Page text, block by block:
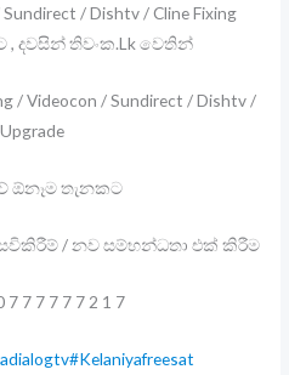
/ Dishtv / Cline Fixing
, දවසින් තිවංක.Lk වෙතින්
/ Videocon / Sundirect / Dishtv /
ඕනෑම තැනකට
සවිකිරීම් / නව සම්භන්ධතා එක් කිරීම
7 7 7 7 7 7 2 1 7
#Kelaniyafreesat